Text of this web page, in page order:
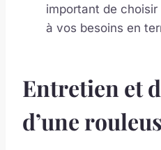
important de
à vos besoins en
Entretien et
d’une